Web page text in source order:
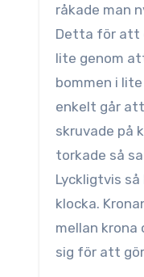
råkade man
Detta för att
lite genom
bommen i
enkelt går
skruvade på
torkade så
Lyckligtvis
klocka.
mellan
sig för att